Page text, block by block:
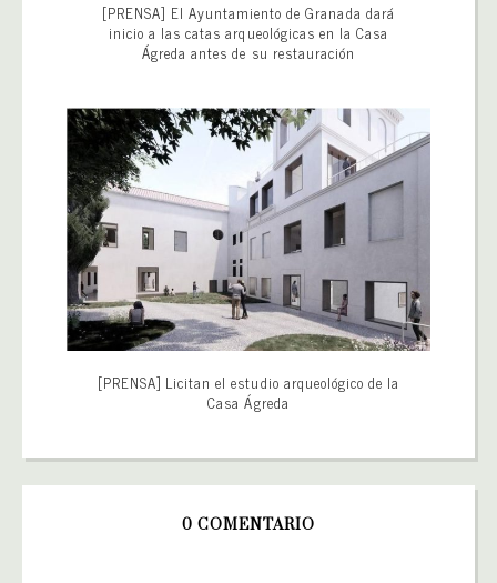
[PRENSA] El Ayuntamiento de Granada dará
inicio a las catas arqueológicas en la Casa
Ágreda antes de su restauración
[PRENSA] Licitan el estudio arqueológico de la
Casa Ágreda
0 COMENTARIO